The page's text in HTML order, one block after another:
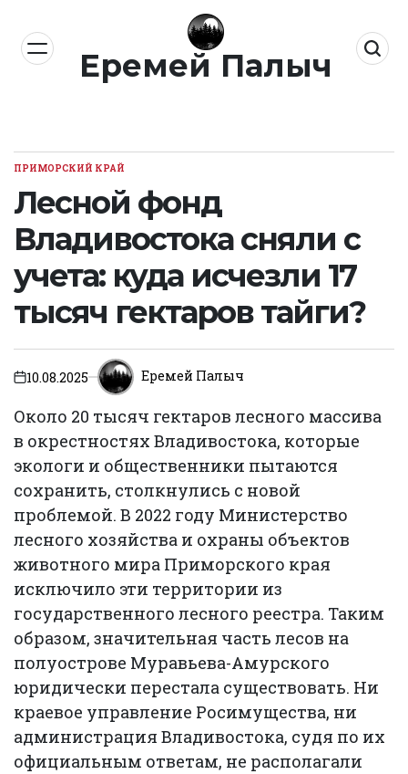
содержимомуЕремей Палыч
ОПУБЛИКОВАНО
ПРИМОРСКИЙ КРАЙ
Лесной фонд
Владивостока сняли с
учета: куда исчезли 17
тысяч гектаров тайги?
on10.08.2025 Еремей Палыч
Около 20 тысяч гектаров лесного массива
в окрестностях Владивостока, которые
экологи и общественники пытаются
сохранить, столкнулись с новой
проблемой. В 2022 году Министерство
лесного хозяйства и охраны объектов
животного мира Приморского края
исключило эти территории из
государственного лесного реестра. Таким
образом, значительная часть лесов на
полуострове Муравьева-Амурского
юридически перестала существовать. Ни
краевое управление Росимущества, ни
администрация Владивостока, судя по их
официальным ответам, не располагали